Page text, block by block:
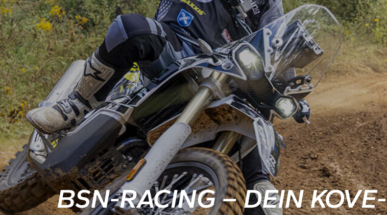
BSN-RACING – DEIN KOVE-